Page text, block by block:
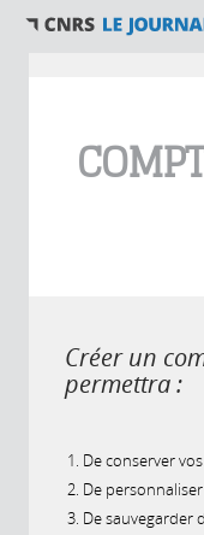
Créer un
permettra :
De conserver
De
De sauvegarder